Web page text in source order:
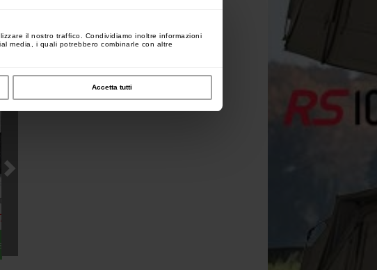
il nostro traffico. Condividiamo inoltre informazioni
media, i quali potrebbero combinarle con altre
Accetta tutti
4 + 1 Set